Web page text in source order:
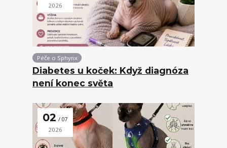
2026
Péče o Sphynx
Diabetes u koček: Když diagnóza
není konec světa
02 07
2026